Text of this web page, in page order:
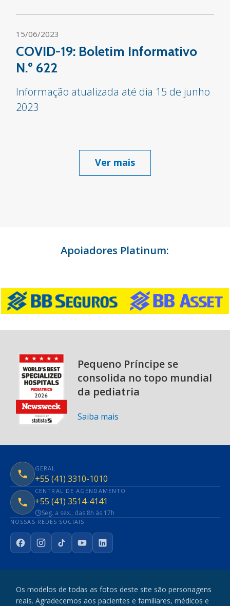
15/06/2023
COVID-19: Boletim Informativo
N.º 622
Informação atualizada até dia 15 de junho
2023
Ver mais
Apoiadores Platinum:
Pequeno Príncipe se
consolida no topo mundial
da pediatria
Saiba mais
GERAL
+55 (41) 3310-1010
CENTRAL DE AGENDAMENTO
+55 (41) 3514-4141
Seg. a sex., das 8h às 17h
NOSSAS REDES SOCIAIS
FacebookInstagram
TikTokYouTubeLinkedIn
Os modelos de todas as fotos deste site são personagens
reais. Agradecemos aos pacientes e familiares, médicos e